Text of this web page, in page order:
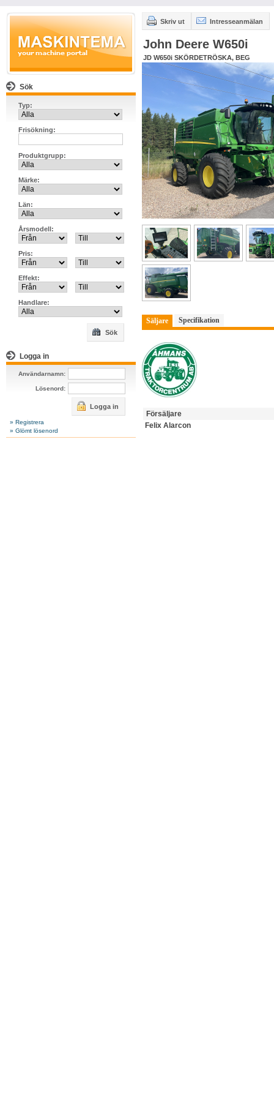
Sök
Typ:
Frisökning:
Produktgrupp:
Märke:
Län:
Årsmodell:
Pris:
Effekt:
Handlare:
Sök
Logga in
Användarnamn:
Lösenord:
Logga in
» Registrera
» Glömt lösenord
Skriv ut Intresseanmälan
John Deere W650i
JD W650i SKÖRDETRÖSKA, BEG
Säljare Specifikation
Försäljare
Felix Alarcon